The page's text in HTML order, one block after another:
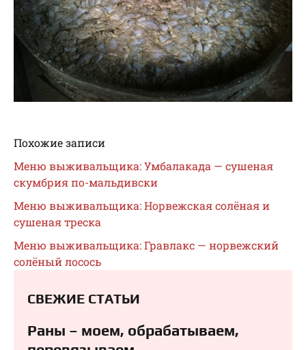
Похожие записи
Меню выживальщика: Умбалакада — сушеная
скумбрия по-мальдивски
Меню выживальщика: Норвежская солёная и
сушеная треска
Меню выживальщика: Гравлакс — норвежский
солёный лосось
СВЕЖИЕ СТАТЬИ
Раны – моем, обрабатываем,